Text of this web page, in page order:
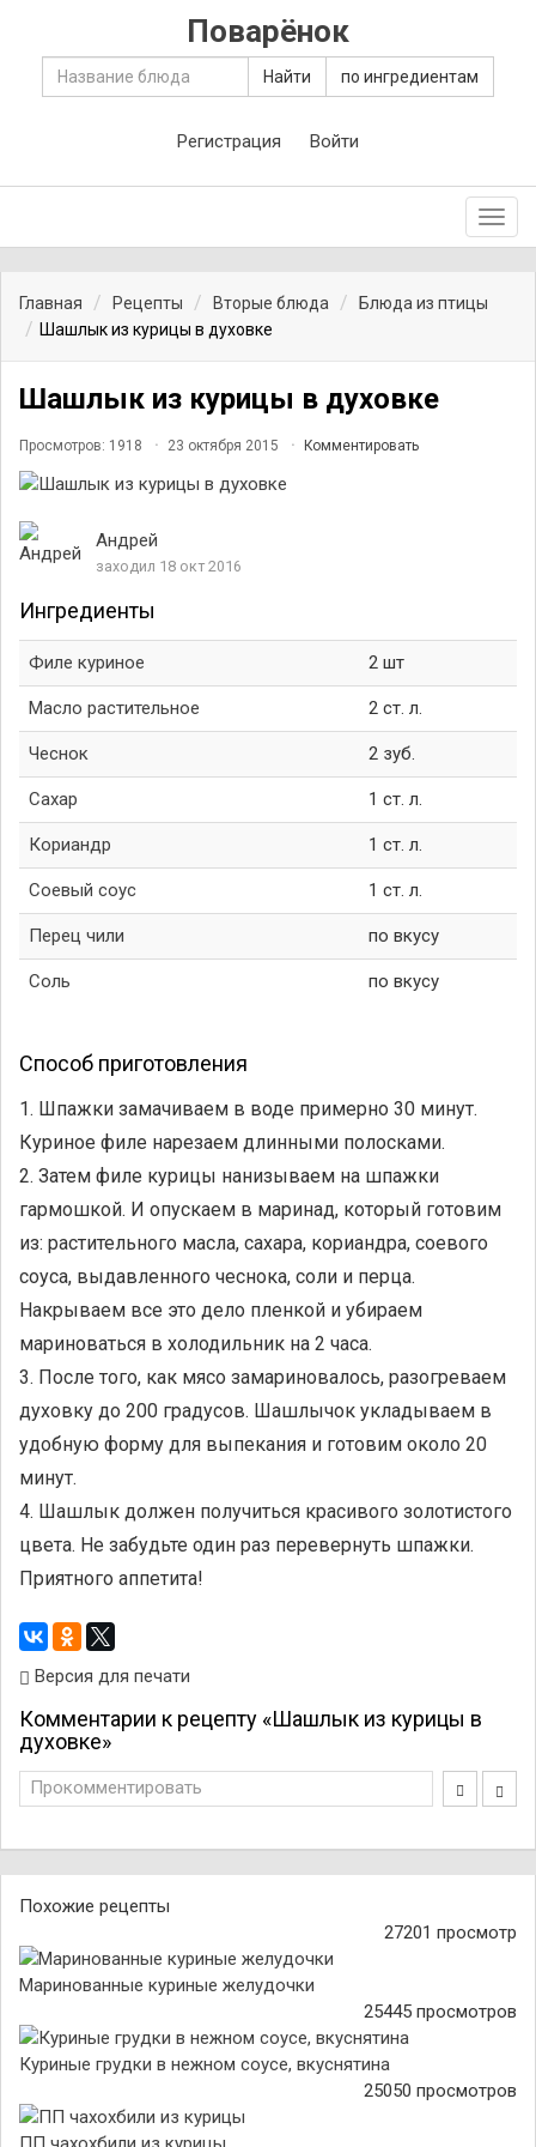
Поварёнок
Найти по ингредиентам
Регистрация Войти
Главная Рецепты Вторые блюда
Блюда из птицы
Шашлык из курицы в духовке
Шашлык из курицы в духовке
Просмотров: 1918 23 октября 2015 Комментировать
Андрей
заходил 18 окт 2016
Ингредиенты
Филе куриное 2 шт
Масло растительное 2 ст. л.
Чеснок 2 зуб.
Сахар 1 ст. л.
Кориандр 1 ст. л.
Соевый соус 1 ст. л.
Перец чили по вкусу
Соль по вкусу
Способ приготовления
1. Шпажки замачиваем в воде примерно 30 минут.
Куриное филе нарезаем длинными полосками.
2. Затем филе курицы нанизываем на шпажки
гармошкой. И опускаем в маринад, который готовим
из: растительного масла, сахара, кориандра, соевого
соуса, выдавленного чеснока, соли и перца.
Накрываем все это дело пленкой и убираем
мариноваться в холодильник на 2 часа.
3. После того, как мясо замариновалось, разогреваем
духовку до 200 градусов. Шашлычок укладываем в
удобную форму для выпекания и готовим около 20
минут.
4. Шашлык должен получиться красивого золотистого
цвета. Не забудьте один раз перевернуть шпажки.
Приятного аппетита!
Версия для печати
Комментарии к рецепту «Шашлык из курицы в
духовке»
Прокомментировать
Похожие рецепты
27201 просмотр
Маринованные куриные желудочки
25445 просмотров
Куриные грудки в нежном соусе, вкуснятина
25050 просмотров